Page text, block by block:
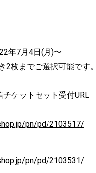
年7月4日(月)〜
枚までご選択可能です。
ケットセット受付URL
pn/pd/2103517/
pn/pd/2103531/